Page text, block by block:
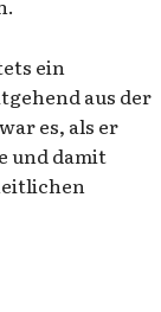
ein
aus der
es, als er
und damit